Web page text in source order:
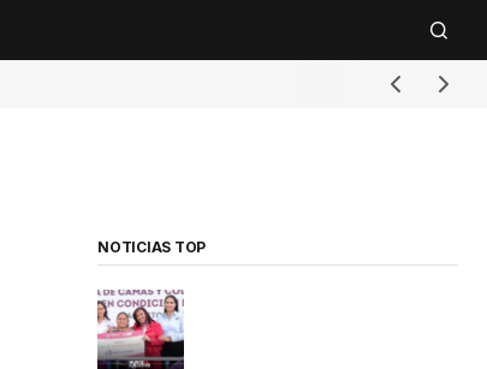
NOTICIAS TOP